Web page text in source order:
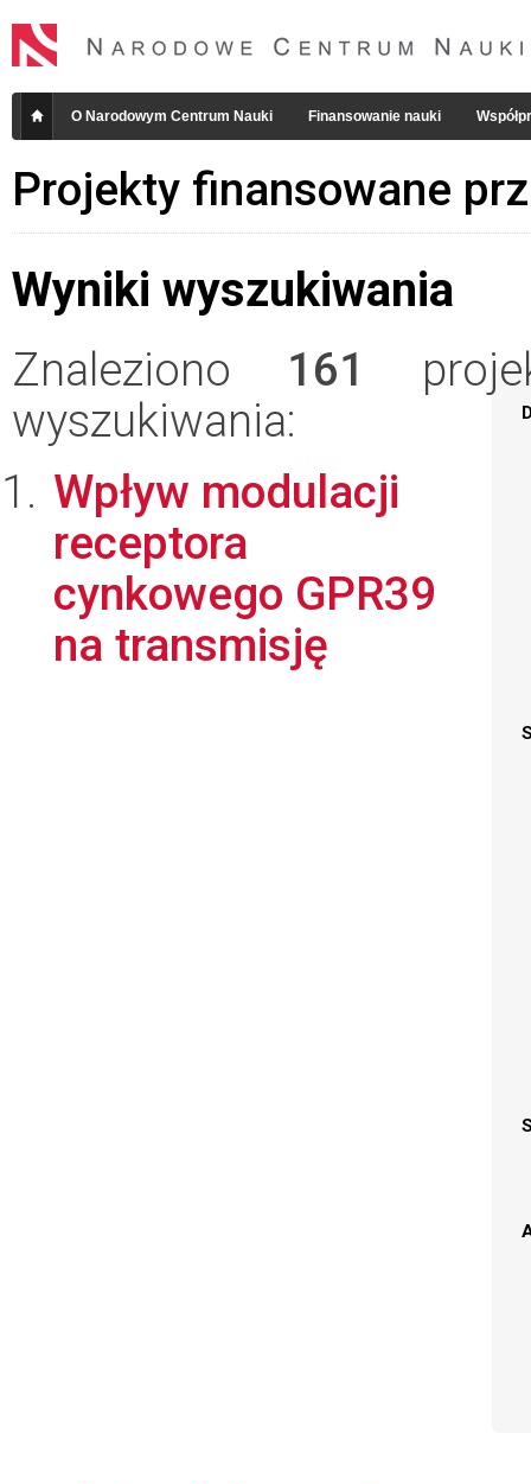
O Narodowym Centrum Nauki Finansowanie nauki
Projekty finansowane
Wyniki wyszukiwania
Znaleziono 161
wyszukiwania:
Wpływ modulacji
receptora
cynkowego GPR39
na transmisję